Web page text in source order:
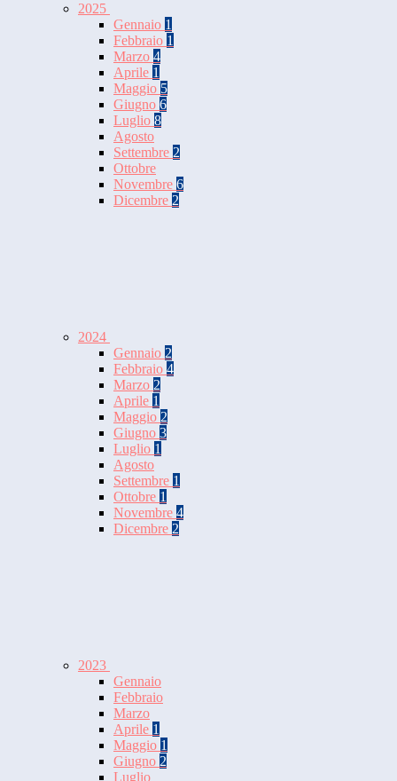
2025
Gennaio 1
Febbraio 1
Marzo 4
Aprile 1
Maggio 5
Giugno 6
Luglio 8
Agosto
Settembre 2
Ottobre
Novembre 6
Dicembre 2
2024
Gennaio 2
Febbraio 4
Marzo 2
Aprile 1
Maggio 2
Giugno 3
Luglio 1
Agosto
Settembre 1
Ottobre 1
Novembre 4
Dicembre 2
2023
Gennaio
Febbraio
Marzo
Aprile 1
Maggio 1
Giugno 2
Luglio